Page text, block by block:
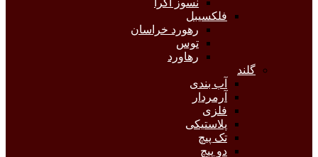
نسوز آگرا
فلکسیبل
رهورد خراسان
توس
رهاورد
گلند
آب بندی
آرمردار
فلزی
پلاستیکی
تک پیچ
دو پیچ